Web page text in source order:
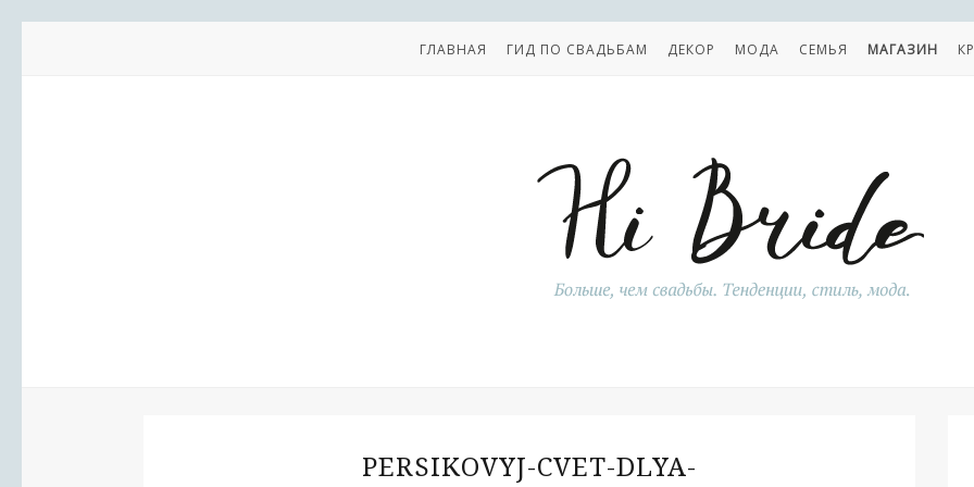
ГЛАВНАЯ ГИД ПО СВАДЬБАМ ДЕКОР МОДА СЕМЬЯ МАГАЗИН
PERSIKOVYJ-CVET-DLYA-